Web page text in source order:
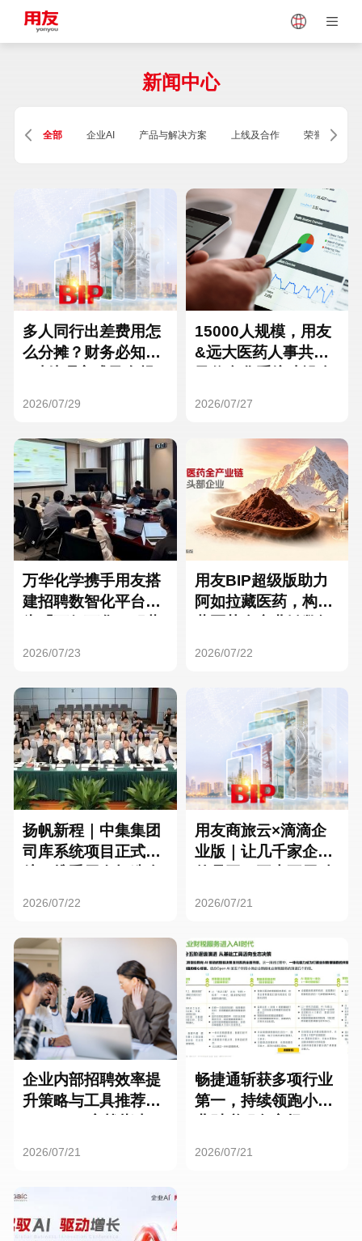
Vietnam
Singapore Malaysia
Thailand
Turkey
Hungary Mexico
Hong Kong Macau
新闻中心
全部 企业AI 产品与解决方案 上线及合作 荣誉及资质
多人同行出差费用怎
么分摊？财务必知的
2026/07/29
15000人规模，用友
&远大医药人事共享
2026/07/27
万华化学携手用友搭
建招聘数智化平台，
2026/07/23
用友BIP超级版助力
阿如拉藏医药，构建
2026/07/22
扬帆新程｜中集集团
司库系统项目正式启
2026/07/22
用友商旅云×滴滴企
业版｜让几千家企业
2026/07/21
企业内部招聘效率提
升策略与工具推荐：
2026/07/21
畅捷通斩获多项行业
第一，持续领跑小微
2026/07/21